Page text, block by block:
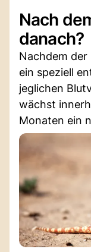
Nach
danach?
Nachdem
ein speziell
jeglichen
wächst
Monaten ein